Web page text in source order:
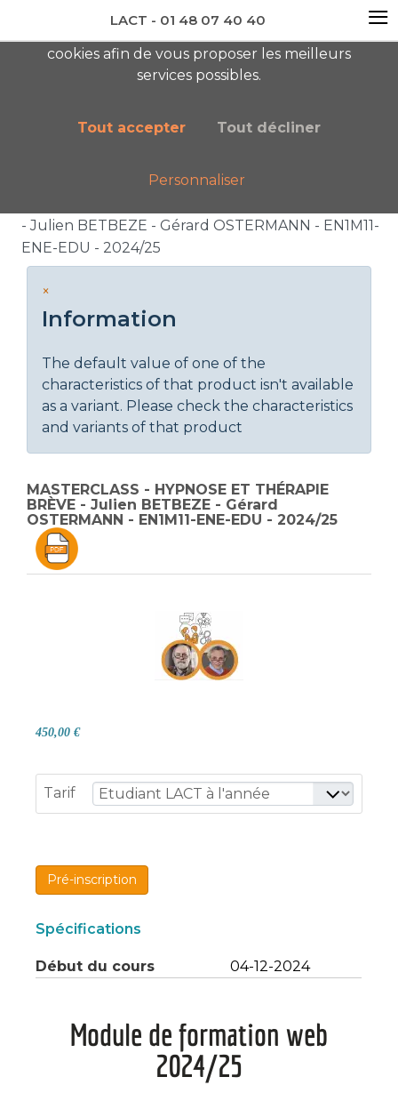
newsletter AC
Liste des catégories
- Julien BETBEZE - Gérard OSTERMANN - EN1M11-
ENE-EDU - 2024/25
×
Information
The default value of one of the
characteristics of that product isn't available
as a variant. Please check the characteristics
and variants of that product
MASTERCLASS - HYPNOSE ET THÉRAPIE
BRÈVE - Julien BETBEZE - Gérard
OSTERMANN - EN1M11-ENE-EDU - 2024/25
450,00 €
Tarif
Pré-inscription
Spécifications
Début du cours 04-12-2024
Module de formation web
2024/25
cookies afin de vous proposer les meilleurs
services possibles.
Tout accepter Tout décliner
Personnaliser
LACT - 01 48 07 40 40 ≡